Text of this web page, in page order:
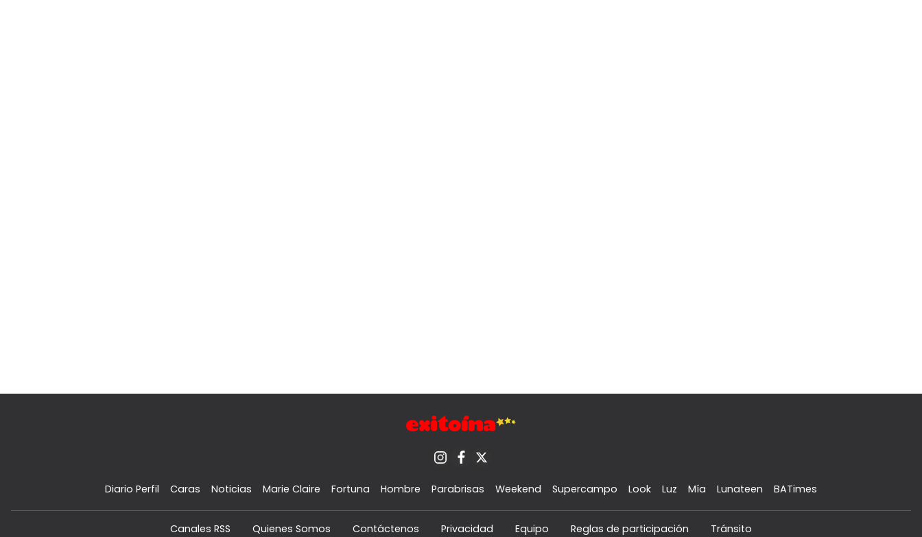
Diario Perfil Caras Noticias Marie Claire Fortuna Hombre Parabrisas Weekend Supercampo Look Luz Mía Lunateen BATimes
Canales RSS Quienes Somos Contáctenos Privacidad Equipo Reglas de participación Tránsito